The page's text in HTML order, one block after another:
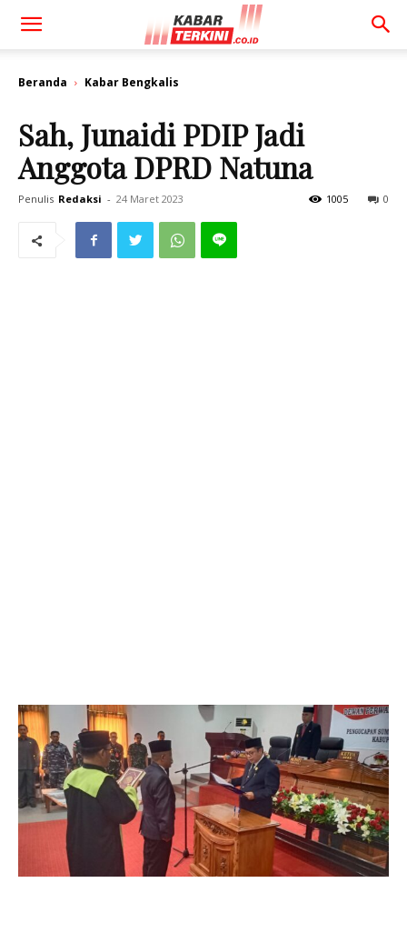
Beranda Kabar Bengkalis
Sah, Junaidi PDIP Jadi
Anggota DPRD Natuna
Penulis Redaksi - 24 Maret 2023 0
1005